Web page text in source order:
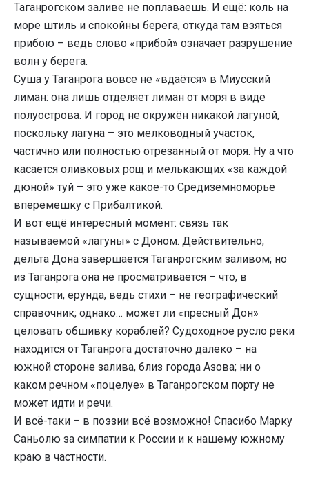
Таганрогском заливе не поплаваешь. И ещё: коль на
море штиль и спокойны берега, откуда там взяться
прибою – ведь слово «прибой» означает разрушение
волн у берега.
Суша у Таганрога вовсе не «вдаётся» в Миусский
лиман: она лишь отделяет лиман от моря в виде
полуострова. И город не окружён никакой лагуной,
поскольку лагуна – это мелководный участок,
частично или полностью отрезанный от моря. Ну а что
касается оливковых рощ и мелькающих «за каждой
дюной» туй – это уже какое-то Средиземноморье
вперемешку с Прибалтикой.
И вот ещё интересный момент: связь так
называемой «лагуны» с Доном. Действительно,
дельта Дона завершается Таганрогским заливом; но
из Таганрога она не просматривается – что, в
сущности, ерунда, ведь стихи – не географический
справочник; однако… может ли «пресный Дон»
целовать обшивку кораблей? Судоходное русло реки
находится от Таганрога достаточно далеко – на
южной стороне залива, близ города Азова; ни о
каком речном «поцелуе» в Таганрогском порту не
может идти и речи.
И всё-таки – в поэзии всё возможно! Спасибо Марку
Саньолю за симпатии к России и к нашему южному
краю в частности.